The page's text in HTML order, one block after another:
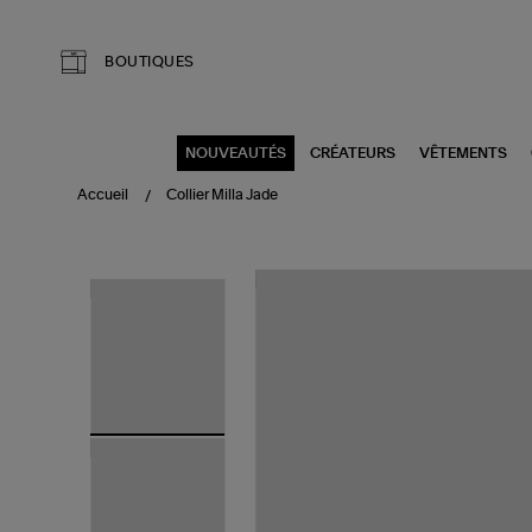
BOUTIQUES
NOUVEAUTÉS CRÉATEURS VÊTEMENTS
Accueil Collier Milla Jade